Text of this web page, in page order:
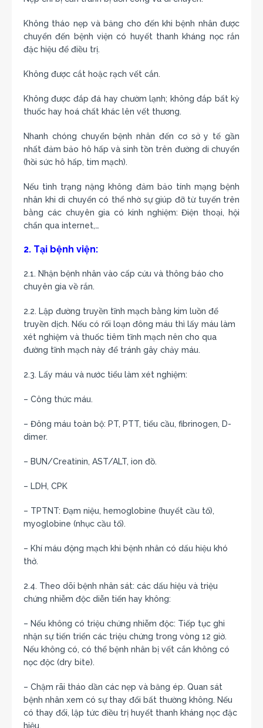
Không tháo nẹp và băng cho đến khi bệnh nhân được
chuyển đến bệnh viện có huyết thanh kháng nọc rắn
đặc hiệu để điều trị.
Không được cắt hoặc rạch vết cắn.
Không được đắp đá hay chườm lạnh; không đắp bất kỳ
thuốc hay hoá chất khác lên vết thương.
Nhanh chóng chuyển bệnh nhân đến cơ sở y tế gần
nhất đảm bảo hô hấp và sinh tồn trên đường di chuyển
(hồi sức hô hấp, tim mạch).
Nếu tình trạng nặng không đảm bảo tính mạng bệnh
nhân khi di chuyển có thể nhờ sự giúp đỡ từ tuyến trên
bằng các chuyên gia có kinh nghiệm: Điện thoại, hội
chẩn qua internet,…
2. Tại bệnh viện:
2.1. Nhận bệnh nhân vào cấp cứu và thông báo cho
chuyên gia về rắn.
2.2. Lập đường truyền tĩnh mạch bằng kim luồn để
truyền dịch. Nếu có rối loạn đông máu thì lấy máu làm
xét nghiệm và thuốc tiêm tĩnh mạch nên cho qua
đường tĩnh mạch này để tránh gây chảy máu.
2.3. Lấy máu và nước tiểu làm xét nghiệm:
– Công thức máu.
– Đông máu toàn bộ: PT, PTT, tiểu cầu, fibrinogen, D-
dimer.
– BUN/Creatinin, AST/ALT, ion đồ.
– LDH, CPK
– TPTNT: Đạm niệu, hemoglobine (huyết cầu tố),
myoglobine (nhục cầu tố).
– Khí máu động mạch khi bệnh nhân có dấu hiệu khó
thở.
2.4. Theo dõi bệnh nhân sát: các dấu hiệu và triệu
chứng nhiễm độc diễn tiến hay không:
– Nếu không có triệu chứng nhiễm độc: Tiếp tục ghi
nhận sự tiến triển các triệu chứng trong vòng 12 giờ.
Nếu không có, có thể bệnh nhân bị vết cắn không có
nọc độc (dry bite).
– Chậm rãi tháo dần các nẹp và băng ép. Quan sát
bệnh nhân xem có sự thay đổi bất thường không. Nếu
có thay đổi, lập tức điều trị huyết thanh kháng nọc đặc
hiệu.